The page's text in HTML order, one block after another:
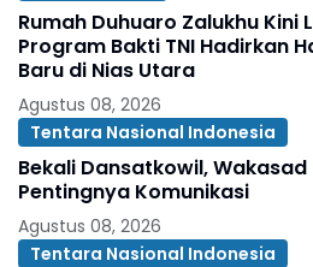
Rumah Duhuaro Zalukhu Kini
Program Bakti TNI Hadirkan
Baru di Nias Utara
Agustus 08, 2026
Tentara Nasional Indonesia
Bekali Dansatkowil, Wakasad
Pentingnya Komunikasi
Agustus 08, 2026
Tentara Nasional Indonesia